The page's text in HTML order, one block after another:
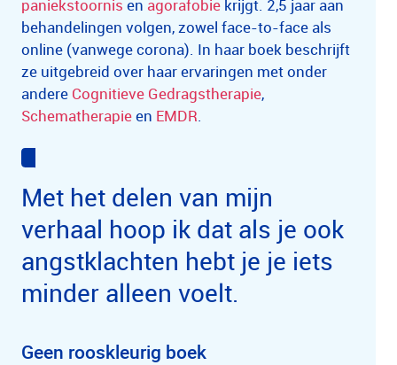
paniekstoornis en agorafobie krijgt. 2,5 jaar aan
behandelingen volgen, zowel face-to-face als
online (vanwege corona). In haar boek beschrijft
ze uitgebreid over haar ervaringen met onder
andere Cognitieve Gedragstherapie,
Schematherapieen EMDR.
Met het delen van mijn
verhaal hoop ik dat als je ook
angstklachten hebt je je iets
minder alleen voelt.
Geen rooskleurig boek